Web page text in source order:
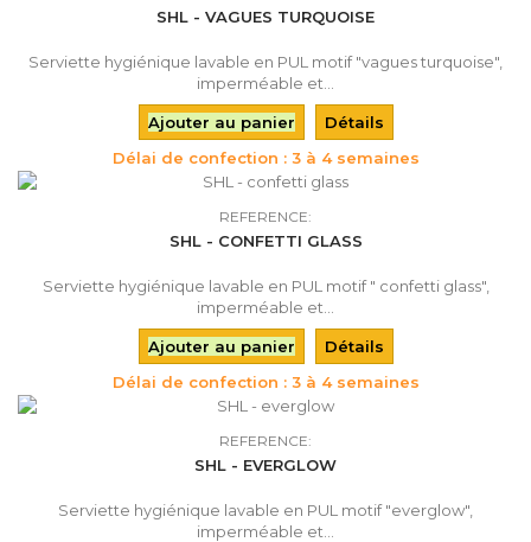
SHL - VAGUES TURQUOISE
Serviette hygiénique lavable en PUL motif "vagues turquoise",
imperméable et...
Ajouter au panier
Détails
Délai de confection : 3 à 4 semaines
REFERENCE:
SHL - CONFETTI GLASS
Serviette hygiénique lavable en PUL motif " confetti glass",
imperméable et...
Ajouter au panier
Détails
Délai de confection : 3 à 4 semaines
REFERENCE:
SHL - EVERGLOW
Serviette hygiénique lavable en PUL motif "everglow",
imperméable et...